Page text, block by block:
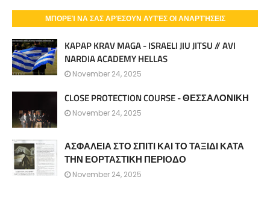
ΜΠΟΡΕΊ ΝΑ ΣΑΣ ΑΡΈΣΟΥΝ ΑΥΤΈΣ ΟΙ ΑΝΑΡΤΉΣΕΙΣ
KAPAP KRAV MAGA - ISRAELI JIU JITSU // AVI
NARDIA ACADEMY HELLAS
November 24, 2025
CLOSE PROTECTION COURSE - ΘΕΣΣΑΛΟΝΙΚΗ
November 24, 2025
ΑΣΦΑΛΕΙΑ ΣΤΟ ΣΠΙΤΙ ΚΑΙ ΤΟ ΤΑΞΙΔΙ ΚΑΤΑ
ΤΗΝ ΕΟΡΤΑΣΤΙΚΗ ΠΕΡΙΟΔΟ
November 24, 2025